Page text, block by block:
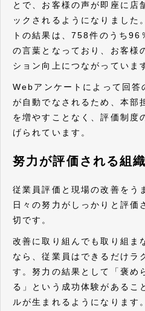
とで、お客様の声が即座に店
ックされるようになりました
トの結果は、758件のうち96
の言葉となっており、お客様
ション向上につながっていま
Webアンケートによって回答
が自動でなされるため、本部
を増やすことなく、評価制度
げられています。
努力が評価される組
従業員評価と現場の改善をう
日々の努力がしっかりと評価
切です。
改善に取り組んでも取り組ま
なら、従業員はできるだけラ
す。努力の結果として「褒め
る」という成功体験があるこ
ルが生まれるようになります